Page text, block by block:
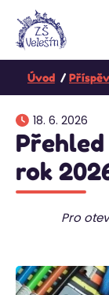
Úvod
18. 6. 2026
rok
Pro